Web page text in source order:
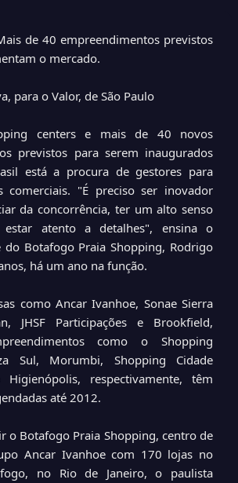
de 40 empreendimentos previstos
o mercado.
para o Valor, de São Paulo
centers e mais de 40 novos
previstos para serem inaugurados
está a procura de gestores para
comerciais. "É preciso ser inovador
da concorrência, ter um alto senso
atento a detalhes", ensina o
do Botafogo Praia Shopping, Rodrigo
há um ano na função.
como Ancar Ivanhoe, Sonae Sierra
JHSF Participações e Brookfield,
como o Shopping
Sul, Morumbi, Shopping Cidade
respectivamente, têm
até 2012.
o Botafogo Praia Shopping, centro de
Ancar Ivanhoe com 170 lojas no
no Rio de Janeiro, o paulista